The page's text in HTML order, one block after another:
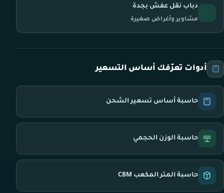
دباب نقل عفش بجدة
مشاوير وأغراض صغيرة
أدوات تعرّفك أساس التسعير
حاسبة أساس تسعير الشحن
حاسبة الوزن الحجمي
حاسبة المتر المكعب CBM